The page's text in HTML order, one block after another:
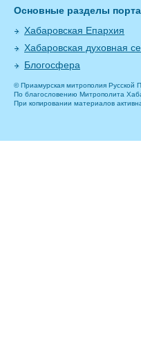
Основные разделы
Хабаровская Епархия
Хабаровская духовная
Блогосфера
© Приамурская митрополия Русской
По благословению Митрополита
При копировании материалов